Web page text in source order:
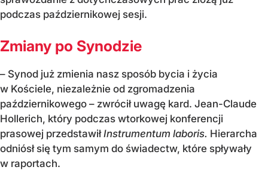
podczas październikowej sesji.
Zmiany po Synodzie
– Synod już zmienia nasz sposób bycia i życia
w Kościele, niezależnie od zgromadzenia
październikowego – zwrócił uwagę kard. Jean-Claude
Hollerich, który podczas wtorkowej konferencji
prasowej przedstawiłInstrumentum laboris. Hierarcha
odniósł się tym samym do świadectw, które spływały
w raportach.